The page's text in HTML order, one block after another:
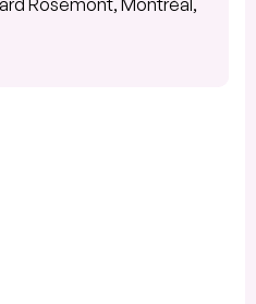
Rosemont, Montréal,